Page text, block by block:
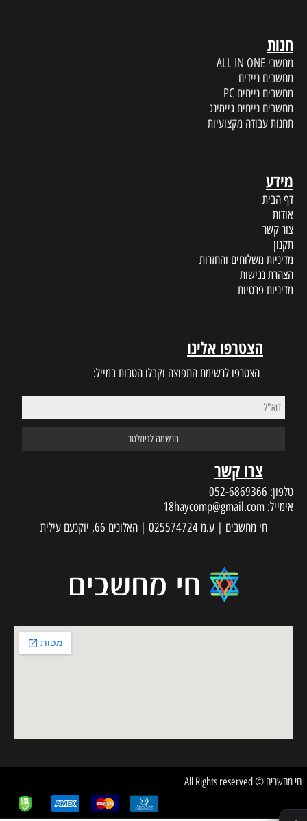
חנות
מחשבי ALL IN ONE
מחשבים ניידים
מחשבים נייחים PC
מחשבים נייחים גיימינג
תחנות עבודה מקצועיות
מידע
דף הבית
אודות
צור קשר
תקנון
מדיניות משלוחים והחזרות
הצהרת נגישות
מדיניות פרטיות
הצטרפו אלינו
הצטרפו לרשימת התפוצה וקבלו הטבות במייל:
צרו קשר
טלפון: 052-6869366
אימייל: 18haycomp@gmail.com
חי מחשבים | ע.מ 025574724 | האלונים 66, יוקנעם עילית
חי מחשבים © All Rights reserved